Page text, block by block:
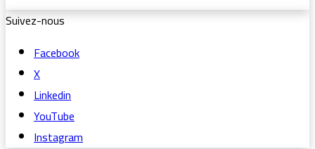
Suivez-nous
Facebook
X
Linkedin
YouTube
Instagram